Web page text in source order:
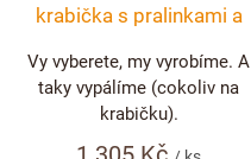
krabička s pralinkami a
personalizace
Vy vyberete, my vyrobíme. A
taky vypálíme (cokoliv na
krabičku).